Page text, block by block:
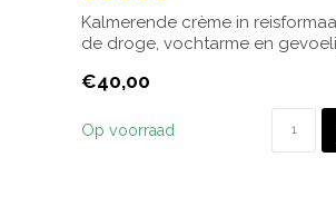
Kalmerende crème in
de droge, vochtarme en
€40,00
Op voorraad